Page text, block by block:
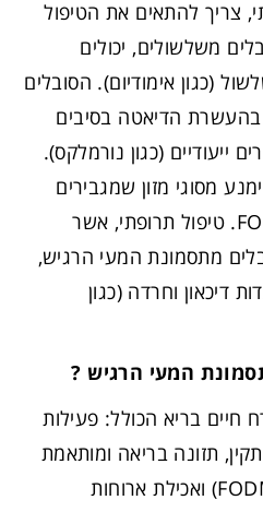
צריך להתאים את הטיפול
משלשולים, יכולים
(כגון אימודיום). הסובלים
בהעשרת הדיאטה בסיבים
ייעודיים (כגון נורמלקס).
מסוגי מזון שמגבירים
גזים (ראה דיאטת (FODMAP. טיפול תרופתי, אשר
מתסמונת המעי הרגיש,
דיכאון וחרדה (כגון
המעי הרגיש ?
חיים בריא הכולל: פעילות
תזונה בריאה ומותאמת
לIBS – (ראה דיאטת FODMAP) ואכילת ארוחות